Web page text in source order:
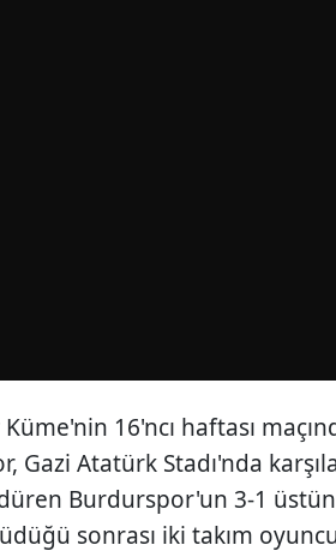
16'ncı haftası
Gazi Atatürk Stadı'nda
Burdurspor'un 3-1
sonrası iki takım